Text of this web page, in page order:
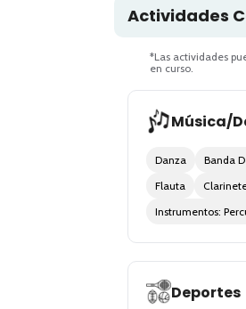
Actividades
*Las actividades
en curso.
Música/
Danza Banda
Flauta
Instrumentos:
Deportes